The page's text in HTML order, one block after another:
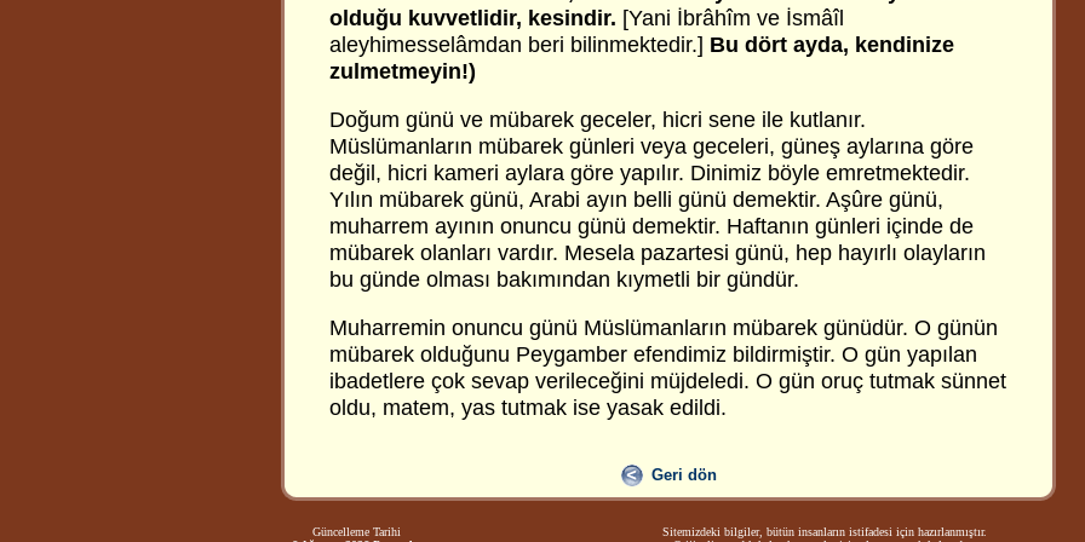
olduğu kuvvetlidir, kesindir. [Yani İbrâhîm ve İsmâîl
aleyhimesselâmdan beri bilinmektedir.] Bu dört ayda, kendinize
zulmetmeyin!)
Doğum günü ve mübarek geceler, hicri sene ile kutlanır.
Müslümanların mübarek günleri veya geceleri, güneş aylarına göre
değil, hicri kameri aylara göre yapılır. Dinimiz böyle emretmektedir.
Yılın mübarek günü, Arabi ayın belli günü demektir. Aşûre günü,
muharrem ayının onuncu günü demektir. Haftanın günleri içinde de
mübarek olanları vardır. Mesela pazartesi günü, hep hayırlı olayların
bu günde olması bakımından kıymetli bir gündür.
Muharremin onuncu günü Müslümanların mübarek günüdür. O günün
mübarek olduğunu Peygamber efendimiz bildirmiştir. O gün yapılan
ibadetlere çok sevap verileceğini müjdeledi. O gün oruç tutmak sünnet
oldu, matem, yas tutmak ise yasak edildi.
Geri dön
Güncelleme Tarihi
Sitemizdeki bilgiler, bütün insanların istifadesi için hazırlanmıştır.